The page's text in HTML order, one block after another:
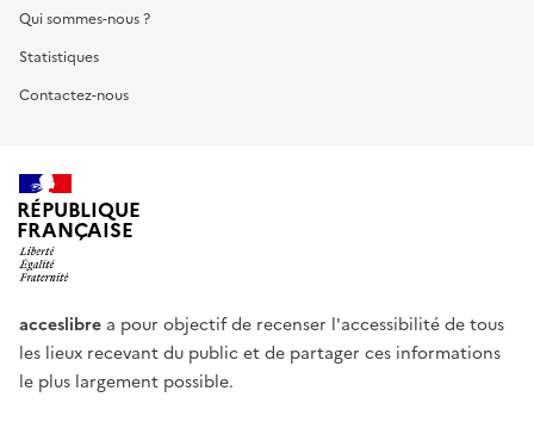
Qui sommes-nous ?
Statistiques
Contactez-nous
RÉPUBLIQUE
FRANÇAISE
acceslibre a pour objectif de recenser l'accessibilité de tous
les lieux recevant du public et de partager ces informations
le plus largement possible.